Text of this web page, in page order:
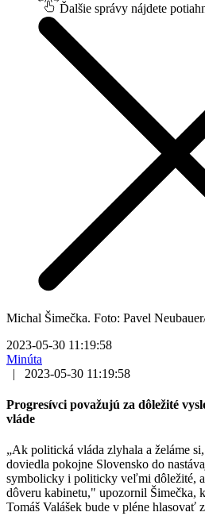
Ďalšie správy nájdete
Michal Šimečka. Foto: Pavel
2023-05-30 11:19:58
Minúta
|
2023-05-30 11:19:58
Progresívci považujú za dôležité
vláde
„Ak politická vláda zlyhala a želáme
doviedla pokojne Slovensko do
symbolicky i politicky veľmi dôležité,
dôveru kabinetu," upozornil Šimečka,
Tomáš Valášek bude v pléne hlasovať